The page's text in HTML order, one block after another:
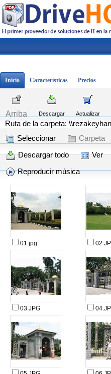
Inicio Características Precios
Arriba Descargar Actualizar
Ruta de la carpeta:
Seleccionar
Carpeta
Descargar todo
Ver
Reproducir música
01.jpg
03.JPG